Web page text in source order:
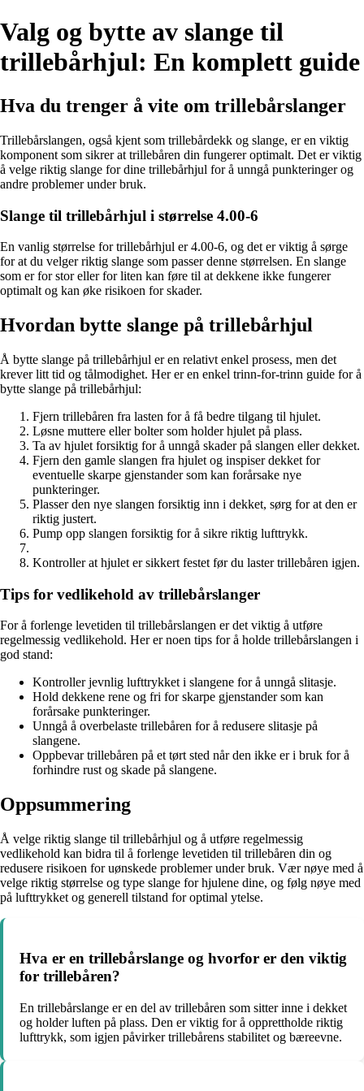
Valg og bytte av slange til
trillebårhjul: En komplett guide
Hva du trenger å vite om trillebårslanger
Trillebårslangen, også kjent som trillebårdekk og slange, er en viktig
komponent som sikrer at trillebåren din fungerer optimalt. Det er viktig
å velge riktig slange for dine trillebårhjul for å unngå punkteringer og
andre problemer under bruk.
Slange til trillebårhjul i størrelse 4.00-6
En vanlig størrelse for trillebårhjul er 4.00-6, og det er viktig å sørge
for at du velger riktig slange som passer denne størrelsen. En slange
som er for stor eller for liten kan føre til at dekkene ikke fungerer
optimalt og kan øke risikoen for skader.
Hvordan bytte slange på trillebårhjul
Å bytte slange på trillebårhjul er en relativt enkel prosess, men det
krever litt tid og tålmodighet. Her er en enkel trinn-for-trinn guide for å
bytte slange på trillebårhjul:
Fjern trillebåren fra lasten for å få bedre tilgang til hjulet.
Løsne muttere eller bolter som holder hjulet på plass.
Ta av hjulet forsiktig for å unngå skader på slangen eller dekket.
Fjern den gamle slangen fra hjulet og inspiser dekket for
eventuelle skarpe gjenstander som kan forårsake nye
punkteringer.
Plasser den nye slangen forsiktig inn i dekket, sørg for at den er
riktig justert.
Pump opp slangen forsiktig for å sikre riktig lufttrykk.
Kontroller at hjulet er sikkert festet før du laster trillebåren igjen.
Tips for vedlikehold av trillebårslanger
For å forlenge levetiden til trillebårslangen er det viktig å utføre
regelmessig vedlikehold. Her er noen tips for å holde trillebårslangen i
god stand:
Kontroller jevnlig lufttrykket i slangene for å unngå slitasje.
Hold dekkene rene og fri for skarpe gjenstander som kan
forårsake punkteringer.
Unngå å overbelaste trillebåren for å redusere slitasje på
slangene.
Oppbevar trillebåren på et tørt sted når den ikke er i bruk for å
forhindre rust og skade på slangene.
Oppsummering
Å velge riktig slange til trillebårhjul og å utføre regelmessig
vedlikehold kan bidra til å forlenge levetiden til trillebåren din og
redusere risikoen for uønskede problemer under bruk. Vær nøye med å
velge riktig størrelse og type slange for hjulene dine, og følg nøye med
på lufttrykket og generell tilstand for optimal ytelse.
Hva er en trillebårslange og hvorfor er den viktig
for trillebåren?
En trillebårslange er en del av trillebåren som sitter inne i dekket
og holder luften på plass. Den er viktig for å opprettholde riktig
lufttrykk, som igjen påvirker trillebårens stabilitet og bæreevne.